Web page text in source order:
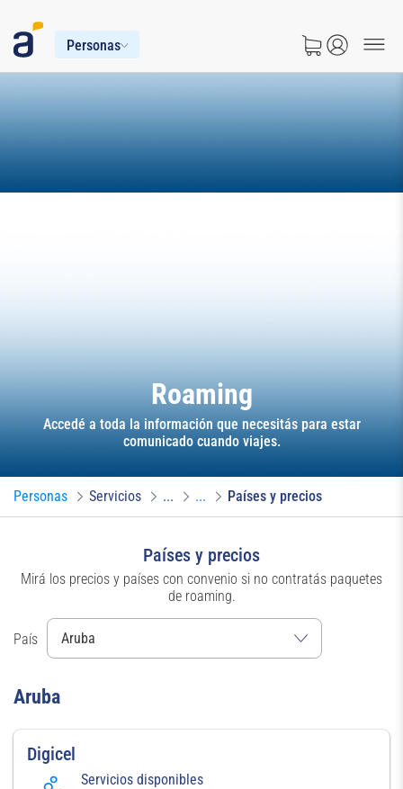
Personas
Roaming
Accedé a toda la información que necesitás para estar
comunicado cuando viajes.
Personas Servicios ... ... Países y precios
Países y precios
Mirá los precios y países con convenio si no contratás paquetes
de roaming.
País
Aruba
Digicel
Servicios disponibles